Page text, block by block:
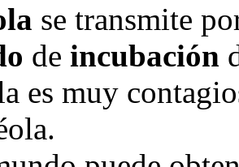
se transmite
de incubación
es muy